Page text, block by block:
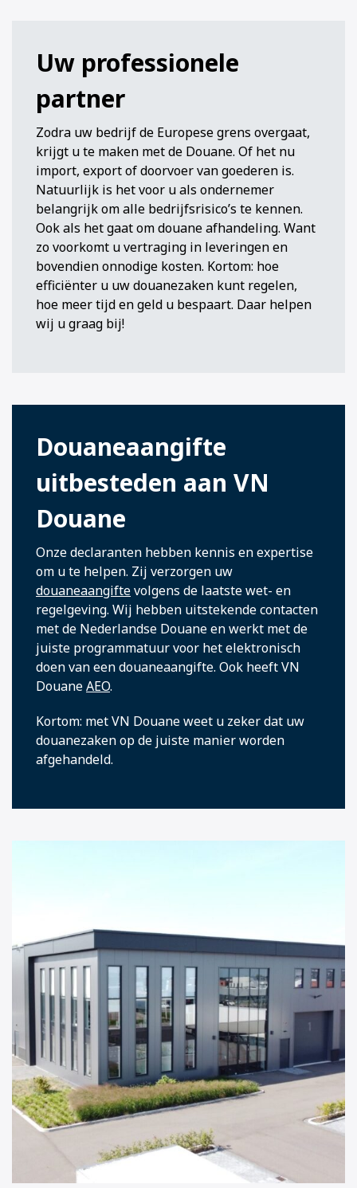
Uw professionele
partner
Zodra uw bedrijf de Europese grens overgaat,
krijgt u te maken met de Douane. Of het nu
import, export of doorvoer van goederen is.
Natuurlijk is het voor u als ondernemer
belangrijk om alle bedrijfsrisico’s te kennen.
Ook als het gaat om douane afhandeling. Want
zo voorkomt u vertraging in leveringen en
bovendien onnodige kosten. Kortom: hoe
efficiënter u uw douanezaken kunt regelen,
hoe meer tijd en geld u bespaart. Daar helpen
wij u graag bij!
Douaneaangifte
uitbesteden aan VN
Douane
Onze declaranten hebben kennis en expertise
om u te helpen. Zij verzorgen uw
douaneaangiftevolgens de laatste wet- en
regelgeving. Wij hebben uitstekende contacten
met de Nederlandse Douane en werkt met de
juiste programmatuur voor het elektronisch
doen van een douaneaangifte. Ook heeft VN
DouaneAEO.
Kortom: met VN Douane weet u zeker dat uw
douanezaken op de juiste manier worden
afgehandeld.